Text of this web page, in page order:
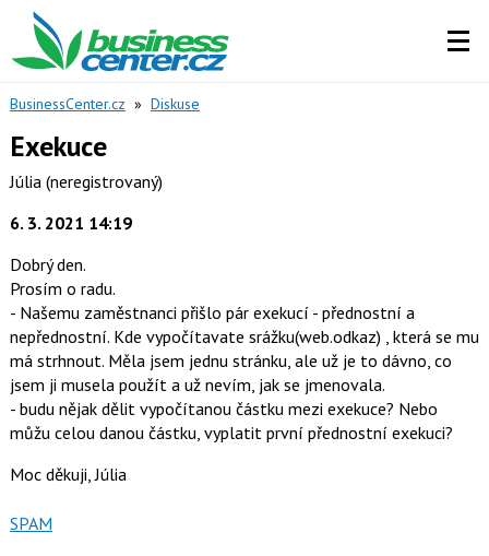
BusinessCenter.cz » Diskuse
Exekuce
Júlia (neregistrovaný)
6. 3. 2021 14:19
Dobrý den.
Prosím o radu.
- Našemu zaměstnanci přišlo pár exekucí - přednostní a
nepřednostní. Kde vypočítavate srážku(web.odkaz) , která se mu
má strhnout. Měla jsem jednu stránku, ale už je to dávno, co
jsem ji musela použít a už nevím, jak se jmenovala.
- budu nějak dělit vypočítanou částku mezi exekuce? Nebo
můžu celou danou částku, vyplatit první přednostní exekuci?
Moc děkuji, Júlia
Nahlásit
SPAM